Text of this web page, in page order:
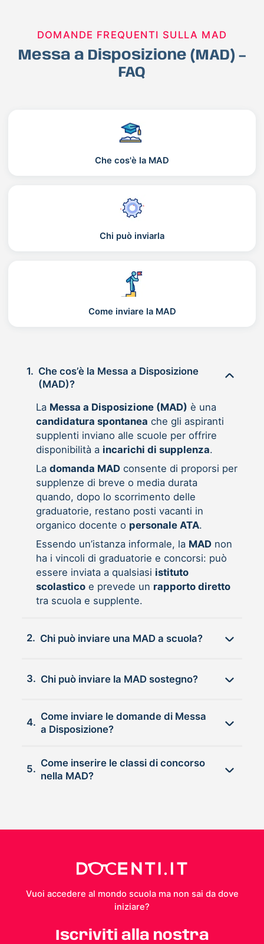
DOMANDE FREQUENTI SULLA MAD
Messa a Disposizione (MAD) –
FAQ
Che cos'è la MAD
Chi può inviarla
Come inviare la MAD
1. Che cos’è la Messa a Disposizione
(MAD)?
La Messa a Disposizione (MAD) è una
candidatura spontanea che gli aspiranti
supplenti inviano alle scuole per offrire
disponibilità a incarichi di supplenza.
La domanda MADconsente di proporsi per
supplenze di breve o media durata
quando, dopo lo scorrimento delle
graduatorie, restano posti vacanti in
organico docente o personale ATA.
Essendo un’istanza informale, la MADnon
ha i vincoli di graduatorie e concorsi: può
essere inviata a qualsiasi istituto
scolasticoe prevede un rapporto diretto
tra scuola e supplente.
2. Chi può inviare una MAD a scuola?
3. Chi può inviare la MAD sostegno?
4.
Come inviare le domande di Messa
a Disposizione?
5.
Come inserire le classi di concorso
nella MAD?
Vuoi accedere al mondo scuola ma non sai da dove
iniziare?
Iscriviti alla nostra